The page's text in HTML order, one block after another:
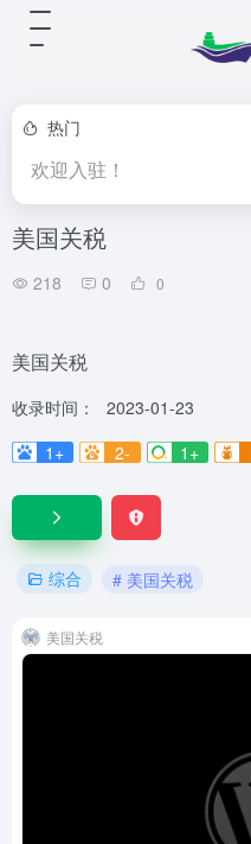
热门
欢迎入驻！
美国关税
218 0 0
美国关税
收录时间：
2023-01-23
1+
2- 1+
综合 # 美国关税
美国关税